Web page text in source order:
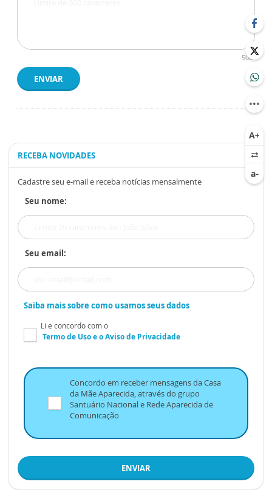
500
ENVIAR
RECEBA NOVIDADES
Cadastre seu e-mail e receba notícias mensalmente
Seu nome:
Seu email:
Saiba mais sobre como usamos seus dados
Li e concordo com o
Termo de Usoe oAviso de Privacidade
Concordo em receber mensagens da Casa
da Mãe Aparecida, através do grupo
Santuário Nacional e Rede Aparecida de
Comunicação
ENVIAR